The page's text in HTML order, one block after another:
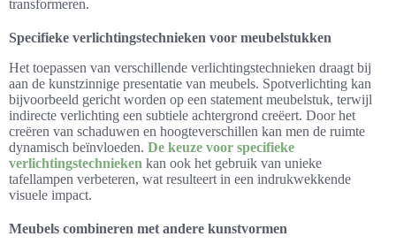
transformeren.
Specifieke verlichtingstechnieken voor meubelstukken
Het toepassen van verschillende verlichtingstechnieken draagt bij
aan de kunstzinnige presentatie van meubels. Spotverlichting kan
bijvoorbeeld gericht worden op een statement meubelstuk, terwijl
indirecte verlichting een subtiele achtergrond creëert. Door het
creëren van schaduwen en hoogteverschillen kan men de ruimte
dynamisch beïnvloeden. De keuze voor specifieke
verlichtingstechnieken kan ook het gebruik van unieke
tafellampen verbeteren, wat resulteert in een indrukwekkende
visuele impact.
Meubels combineren met andere kunstvormen